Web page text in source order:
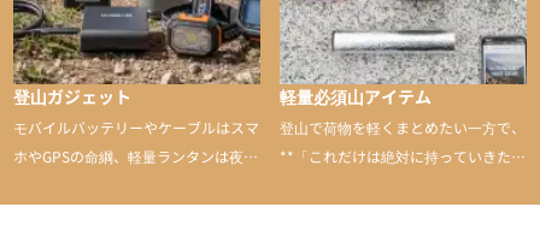
登山ガジェット
モバイルバッテリーやケーブルはスマ
ホやGPSの命綱、軽量ランタンは夜間
軽量必須山アイテム
登山で荷物を軽くまとめたい一方で、
**「これだけは絶対に持っていきた